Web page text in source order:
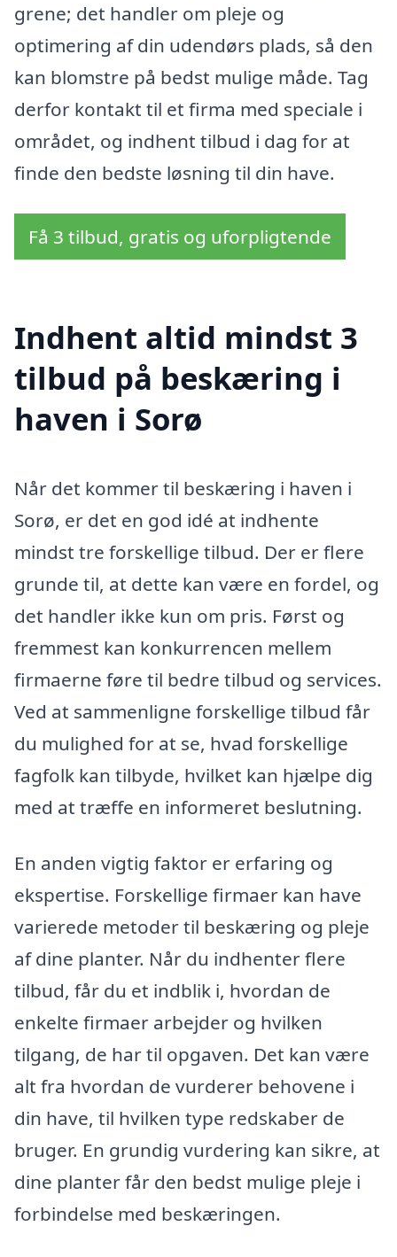
grene; det handler om pleje og
optimering af din udendørs plads, så den
kan blomstre på bedst mulige måde. Tag
derfor kontakt til et firma med speciale i
området, og indhent tilbud i dag for at
finde den bedste løsning til din have.
Få 3 tilbud, gratis og uforpligtende
Indhent altid mindst 3
tilbud på beskæring i
haven i Sorø
Når det kommer til beskæring i haven i
Sorø, er det en god idé at indhente
mindst tre forskellige tilbud. Der er flere
grunde til, at dette kan være en fordel, og
det handler ikke kun om pris. Først og
fremmest kan konkurrencen mellem
firmaerne føre til bedre tilbud og services.
Ved at sammenligne forskellige tilbud får
du mulighed for at se, hvad forskellige
fagfolk kan tilbyde, hvilket kan hjælpe dig
med at træffe en informeret beslutning.
En anden vigtig faktor er erfaring og
ekspertise. Forskellige firmaer kan have
varierede metoder til beskæring og pleje
af dine planter. Når du indhenter flere
tilbud, får du et indblik i, hvordan de
enkelte firmaer arbejder og hvilken
tilgang, de har til opgaven. Det kan være
alt fra hvordan de vurderer behovene i
din have, til hvilken type redskaber de
bruger. En grundig vurdering kan sikre, at
dine planter får den bedst mulige pleje i
forbindelse med beskæringen.